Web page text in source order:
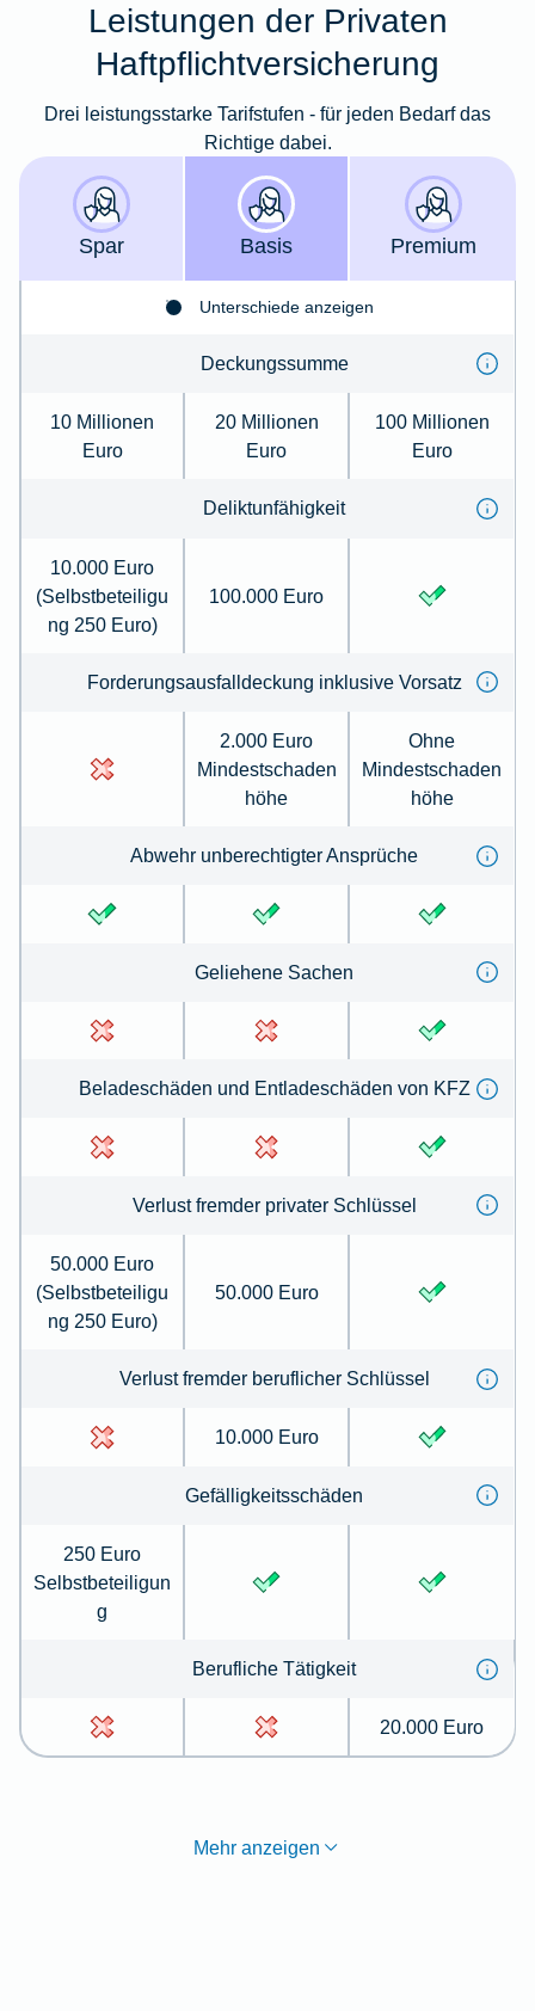
Leistungen der Privaten
Haftpflichtversicherung
Drei leistungsstarke Tarifstufen - für jeden Bedarf das
Richtige dabei.
Spar Basis Premium
Unterschiede anzeigen
Deckungssumme
10 Millionen
Euro
20 Millionen
Euro
100 Millionen
Euro
Deliktunfähigkeit
10.000 Euro
(Selbstbeteiligu
ng 250 Euro)
100.000 Euro
Forderungsausfalldeckung inklusive Vorsatz
2.000 Euro
Mindestschaden
höhe
Ohne
Mindestschaden
höhe
Abwehr unberechtigter Ansprüche
Geliehene Sachen
Beladeschäden und Entladeschäden von KFZ
Verlust fremder privater Schlüssel
50.000 Euro
(Selbstbeteiligu
ng 250 Euro)
50.000 Euro
Verlust fremder beruflicher Schlüssel
10.000 Euro
Gefälligkeitsschäden
250 Euro
Selbstbeteiligun
g
Berufliche Tätigkeit
20.000 Euro
Mehr anzeigen